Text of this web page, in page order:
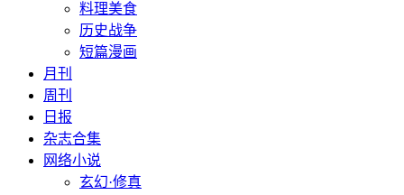
料理美食
历史战争
短篇漫画
月刊
周刊
日报
杂志合集
网络小说
玄幻·修真